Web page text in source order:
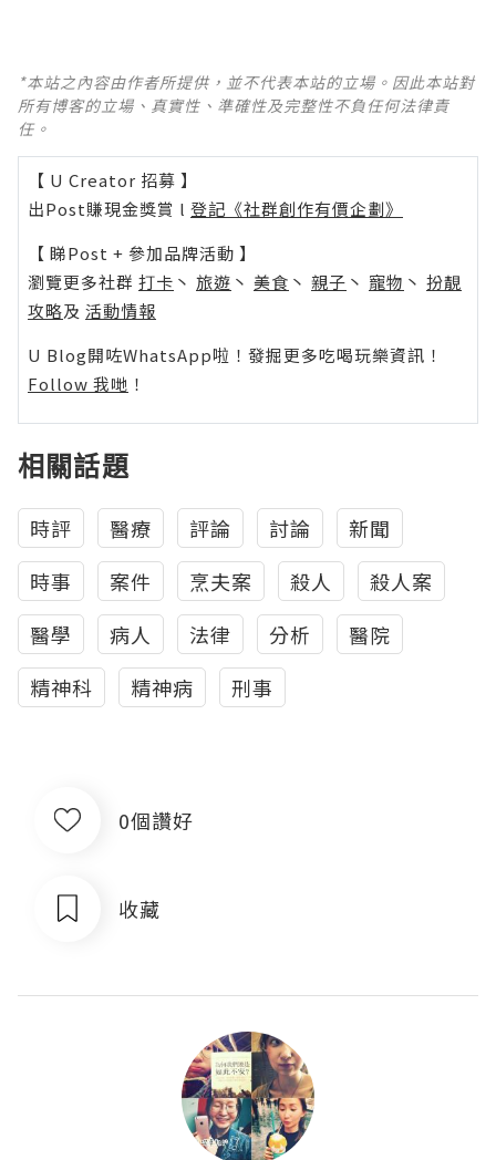
*本站之內容由作者所提供，並不代表本站的立場。因此本站對
所有博客的立場、真實性、準確性及完整性不負任何法律責
任。
【 U Creator 招募 】
出Post賺現金獎賞 l 登記《社群創作有價企劃》
【 睇Post + 參加品牌活動 】
瀏覽更多社群 打卡 丶 旅遊 丶 美食 丶 親子 丶 寵物 丶 扮靚
攻略及 活動情報
U Blog開咗WhatsApp啦！發掘更多吃喝玩樂資訊！
Follow 我哋 ！
相關話題
時評 醫療 評論 討論
新聞
時事
案件 烹夫案 殺人
殺人案
醫學
病人 法律 分析
醫院
精神科
精神病 刑事
0個讚好
收藏